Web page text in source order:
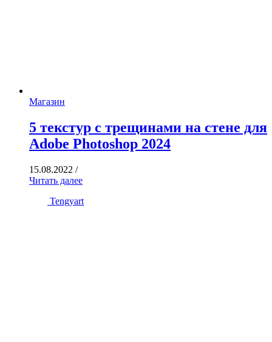
Магазин
5 текстур с трещинами на стене для
Adobe Photoshop 2024
15.08.2022 /
Читать далее
Tengyart